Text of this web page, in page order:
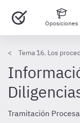
Oposiciones
Tema 16. Los
Tramitación